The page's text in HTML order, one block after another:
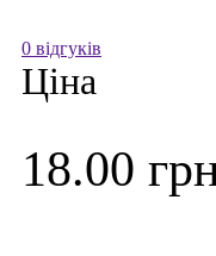
0 відгуків
Ціна
18.00